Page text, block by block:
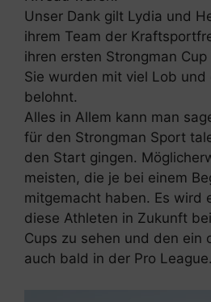
Unser Dank gilt Lydia und
ihrem Team der
ihren ersten Strongman
Sie wurden mit viel Lob
belohnt.
Alles in Allem kann man
für den Strongman Sport
den Start gingen.
meisten, die je bei einem
mitgemacht haben. Es wird
diese Athleten in Zukunft
Cups zu sehen und den ein
auch bald in der Pro League.